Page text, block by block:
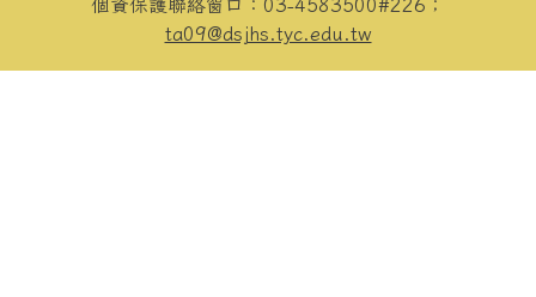
個資保護聯絡窗口：03-4583500#226；
ta09@dsjhs.tyc.edu.tw